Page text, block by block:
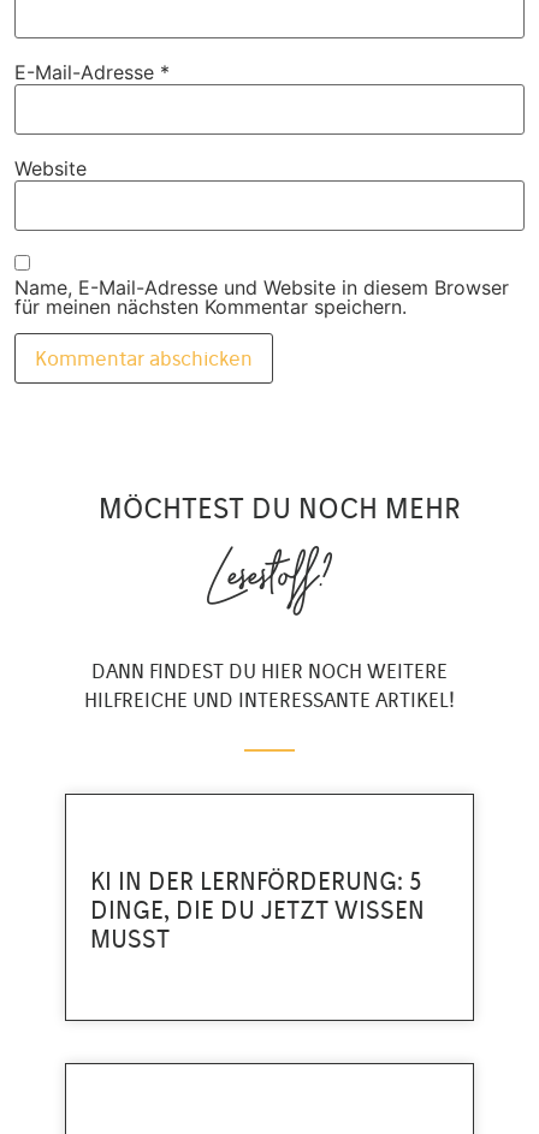
E-Mail-Adresse *
Website
Name, E-Mail-Adresse und Website in diesem Browser
für meinen nächsten Kommentar speichern.
MÖCHTEST DU NOCH MEHR
Lesestoff?
DANN FINDEST DU HIER NOCH WEITERE
HILFREICHE UND INTERESSANTE ARTIKEL!
KI IN DER LERNFÖRDERUNG: 5
DINGE, DIE DU JETZT WISSEN
MUSST